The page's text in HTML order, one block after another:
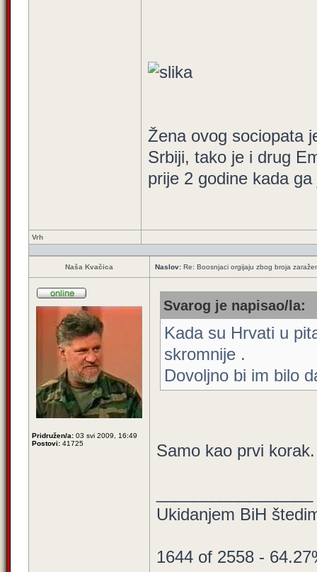
Žena ovog sociopata
Srbiji, tako je i drug
prije 2 godine kada
Vrh
Naša Kvačica Naslov: Re: Boosnjaci orgijaju zbog broja
Pridružen/a: 03 svi 2009, 16:49
Postovi: 41725
Svarog je napisao/la:
Kada su Hrvati u
skromnije .
Dovoljno bi im bilo
Samo kao prvi
Ukidanjem BiH
1644 of 2558 -